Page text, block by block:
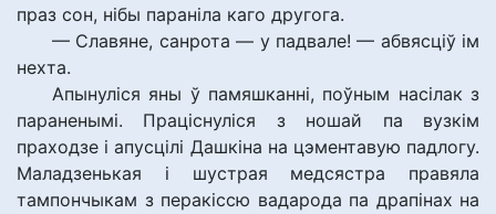
праз сон, нібы параніла каго другога.
— Славяне, санрота — у падвале! — абвясціў ім
нехта.
Апынуліся яны ў памяшканні, поўным насілак з
параненымі. Праціснуліся з ношай па вузкім
праходзе і апусцілі Дашкіна на цэментавую падлогу.
Маладзенькая і шустрая медсястра правяла
тампончыкам з перакіссю вадарода па драпінах на